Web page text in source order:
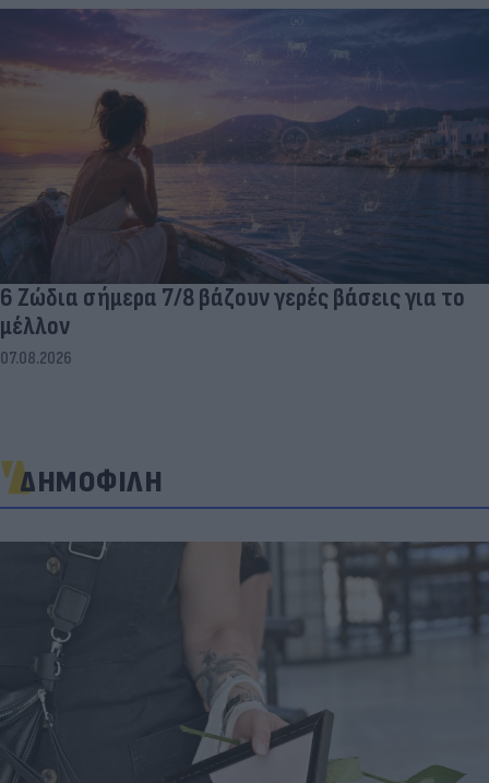
6 Ζώδια σήμερα 7/8 βάζουν γερές βάσεις για το
μέλλον
07.08.2026
ΔΗΜΟΦΙΛΗ